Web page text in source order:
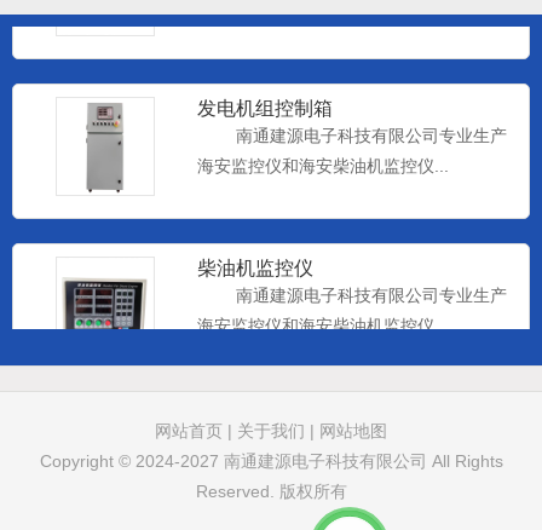
发电机组控制箱
南通建源电子科技有限公司专业生产
海安监控仪和海安柴油机监控仪...
柴油机监控仪
南通建源电子科技有限公司专业生产
海安监控仪和海安柴油机监控仪...
远控仪表
南通建源电子科技有限公司专业生产
网站首页 | 关于我们 | 网站地图
Copyright © 2024-2027 南通建源电子科技有限公司 All Rights
Reserved. 版权所有